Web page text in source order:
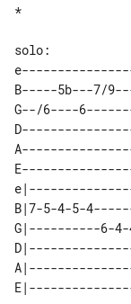
*
B-----5b---7/
G--/6----
B|7-5-4-5-
G|----------6-